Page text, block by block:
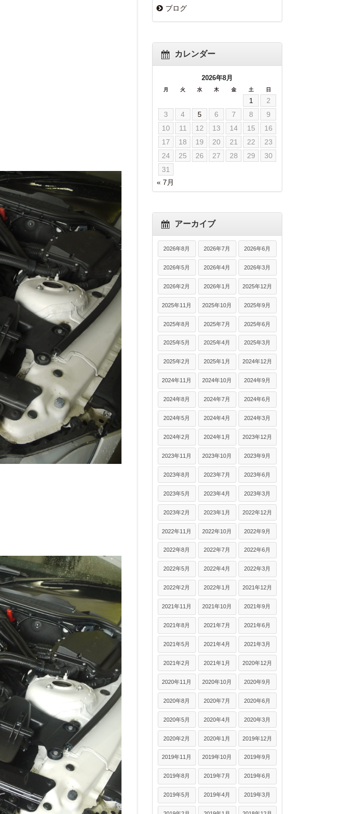
ブログ
カレンダー
2026年8月
月 火 水 木 金 土 日
1
2
3
4 5 6 7 8
9
10
11 12 13 14 15
16
17
18 19 20 21 22
23
24
25 26 27 28 29
30
31
« 7月
アーカイブ
2026年8月 2026年7月 2026年6月
2026年5月 2026年4月 2026年3月
2026年2月 2026年1月 2025年12月
2025年11月 2025年10月 2025年9月
2025年8月 2025年7月 2025年6月
2025年5月 2025年4月 2025年3月
2025年2月 2025年1月 2024年12月
2024年11月 2024年10月 2024年9月
2024年8月 2024年7月 2024年6月
2024年5月 2024年4月 2024年3月
2024年2月 2024年1月 2023年12月
2023年11月 2023年10月 2023年9月
2023年8月 2023年7月 2023年6月
2023年5月 2023年4月 2023年3月
2023年2月 2023年1月 2022年12月
2022年11月 2022年10月 2022年9月
2022年8月 2022年7月 2022年6月
2022年5月 2022年4月 2022年3月
2022年2月 2022年1月 2021年12月
2021年11月 2021年10月 2021年9月
2021年8月 2021年7月 2021年6月
2021年5月 2021年4月 2021年3月
2021年2月 2021年1月 2020年12月
2020年11月 2020年10月 2020年9月
2020年8月 2020年7月 2020年6月
2020年5月 2020年4月 2020年3月
2020年2月 2020年1月 2019年12月
2019年11月 2019年10月 2019年9月
2019年8月 2019年7月 2019年6月
2019年5月 2019年4月 2019年3月